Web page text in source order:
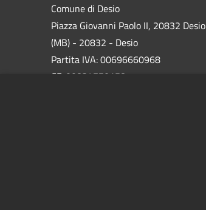
Comune di Desio
Piazza Giovanni Paolo II, 20832 Desio
(MB) - 20832 - Desio
Partita IVA: 00696660968
CF: 00834770158